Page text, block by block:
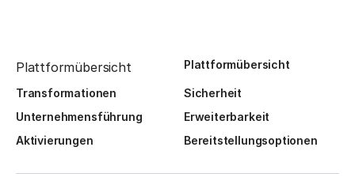
Plattformübersicht Plattformübersicht
Transformationen
Sicherheit
Unternehmensführung
Erweiterbarkeit
Aktivierungen
Bereitstellungsoptionen